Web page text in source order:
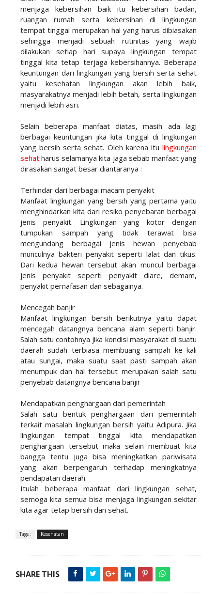
menjaga kebersihan baik itu kebersihan badan,
ruangan rumah serta kebersihan di lingkungan
tempat tinggal merupakan hal yang harus dibiasakan
sehingga menjadi sebuah rutinitas yang wajib
dilakukan setiap hari supaya lingkungan tempat
tinggal kita tetap terjaga kebersihannya. Beberapa
keuntungan dari lingkungan yang bersih serta sehat
yaitu kesehatan lingkungan akan lebih baik,
masyarakatnya menjadi lebih betah, serta lingkungan
menjadi lebih asri.
Selain beberapa manfaat diatas, masih ada lagi
berbagai keuntungan jika kita tinggal di lingkungan
yang bersih serta sehat. Oleh karena itulingkungan
sehatharus selamanya kita jaga sebab manfaat yang
dirasakan sangat besar diantaranya :
Terhindar dari berbagai macam penyakit
Manfaat lingkungan yang bersih yang pertama yaitu
menghindarkan kita dari resiko penyebaran berbagai
jenis penyakit. Lingkungan yang kotor dengan
tumpukan sampah yang tidak terawat bisa
mengundang berbagai jenis hewan penyebab
munculnya bakteri penyakit seperti lalat dan tikus.
Dari kedua hewan tersebut akan muncul berbagai
jenis penyakit seperti penyakit diare, demam,
penyakit pernafasan dan sebagainya.
Mencegah banjir
Manfaat lingkungan bersih berikutnya yaitu dapat
mencegah datangnya bencana alam seperti banjir.
Salah satu contohnya jika kondisi masyarakat di suatu
daerah sudah terbiasa membuang sampah ke kali
atau sungai, maka suatu saat pasti sampah akan
menumpuk dan hal tersebut merupakan salah satu
penyebab datangnya bencana banjir
Mendapatkan penghargaan dari pemerintah
Salah satu bentuk penghargaan dari pemerintah
terkait masalah lingkungan bersih yaitu Adipura. Jika
lingkungan tempat tinggal kita mendapatkan
penghargaan tersebut maka selain membuat kita
bangga tentu juga bisa meningkatkan pariwisata
yang akan berpengaruh terhadap meningkatnya
pendapatan daerah.
Itulah beberapa manfaat dari lingkungan sehat,
semoga kita semua bisa menjaga lingkungan sekitar
kita agar tetap bersih dan sehat.
Tags : Kesehatan
SHARE THIS